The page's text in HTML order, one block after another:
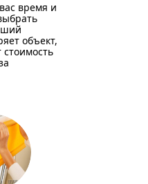
время и
объект,
стоимость